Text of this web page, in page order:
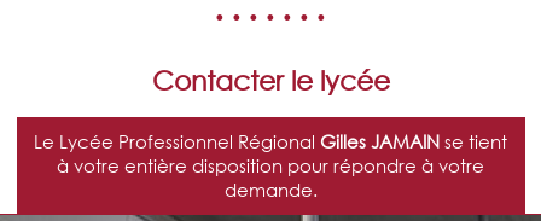
• • • • • • •
Contacter le lycée
Le Lycée Professionnel Régional Gilles JAMAIN se tient
à votre entière disposition pour répondre à votre
demande.